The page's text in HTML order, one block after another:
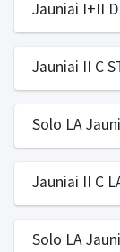
Jauniai I+II
Jauniai II C
Solo LA
Jauniai II C
Solo LA